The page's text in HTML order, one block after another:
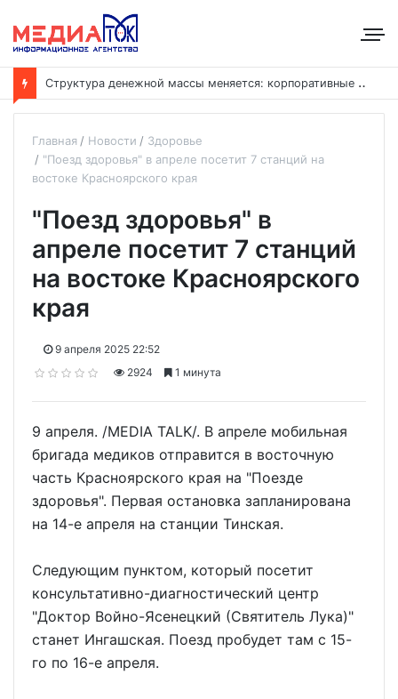
С
труктура денежной массы меняется: корпоративные депозиты обогнали вклады населения
Главная Новости
Здоровье
"Поезд здоровья" в апреле посетит 7 станций на
востоке Красноярского края
"Поезд здоровья" в
апреле посетит 7 станций
на востоке Красноярского
края
9 апреля 2025 22:52
2924
1 минута
9 апреля. /MEDIA TALK/. В апреле мобильная
бригада медиков отправится в восточную
часть Красноярского края на "Поезде
здоровья". Первая остановка запланирована
на 14-е апреля на станции Тинская.
Следующим пунктом, который посетит
консультативно-диагностический центр
"Доктор Войно-Ясенецкий (Святитель Лука)"
станет Ингашская. Поезд пробудет там с 15-
го по 16-е апреля.